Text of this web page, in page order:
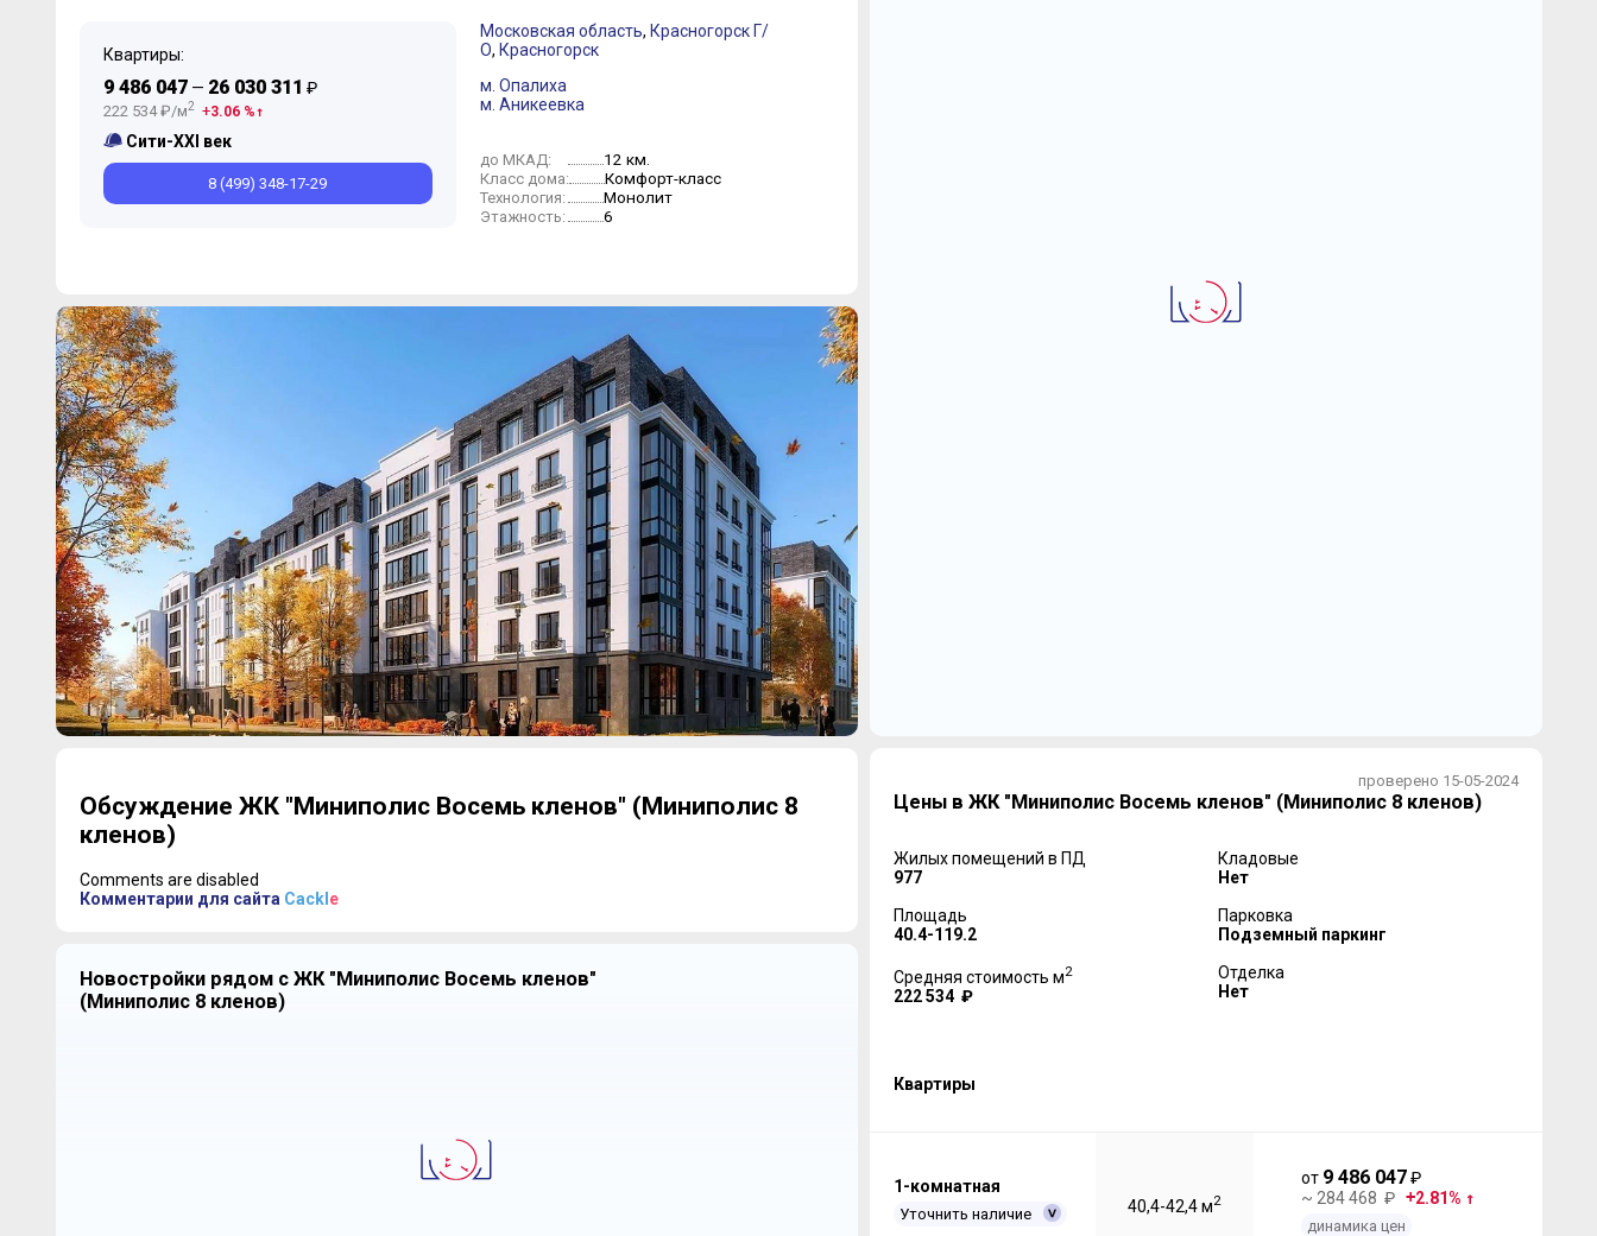
Квартиры:
9 486 047— 26 030 311 ₽
222 534 ₽/м2 3.06 %
Сити-XXI век
8 (499) 348-17-29
Московская область, Красногорск Г/
О, Красногорск
м. Опалиха
м. Аникеевка
до МКАД: 12 км.
Класс дома: Комфорт-класс
Технология: Монолит
Этажность: 6
Обсуждение ЖК "Миниполис Восемь кленов" (Миниполис 8
кленов)
Comments are disabled
Комментарии для сайта Cackl e
Новостройки рядом с ЖК "Миниполис Восемь кленов"
(Миниполис 8 кленов)
проверено 15-05-2024
Цены в ЖК "Миниполис Восемь кленов" (Миниполис 8 кленов)
Жилых помещений в ПД
977
Площадь
40.4-119.2
Средняя стоимость м2
222 534 ₽
Кладовые
Нет
Парковка
Подземный паркинг
Отделка
Нет
Квартиры
1-комнатная
Уточнить наличие 40,4-42,4 м2
от 9 486 047₽
~ 284 468 ₽
2.81%
динамика цен